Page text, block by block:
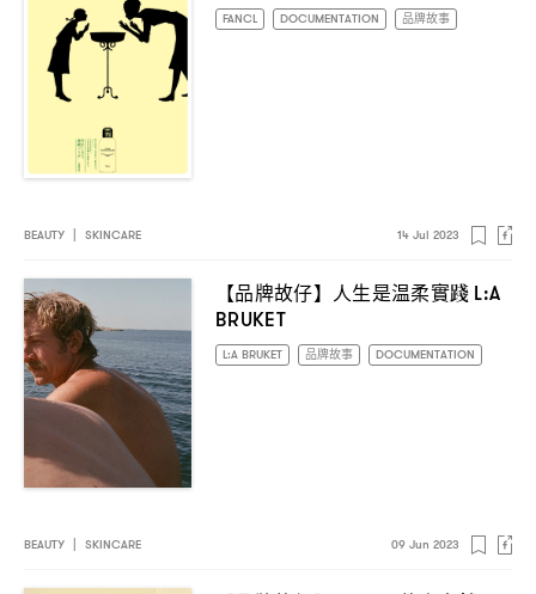
FANCL DOCUMENTATION 品牌故事
BEAUTY SKINCARE 14 Jul 2023
【品牌故仔】人生是温柔實踐 L:A
BRUKET
L:A BRUKET 品牌故事 DOCUMENTATION
BEAUTY SKINCARE 09 Jun 2023